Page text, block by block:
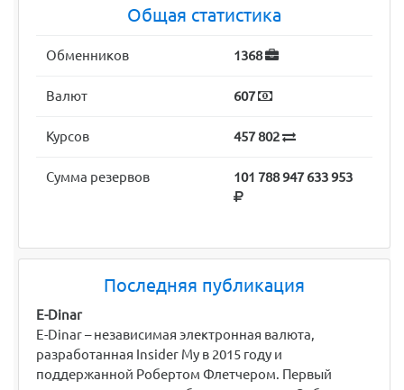
Общая статистика
Обменников 1368
Валют 607
Курсов 457 802
Сумма резервов 101 788 947 633 953
Последняя публикация
E-Dinar
E-Dinar – независимая электронная валюта,
разработанная Insider My в 2015 году и
поддержанной Робертом Флетчером. Первый